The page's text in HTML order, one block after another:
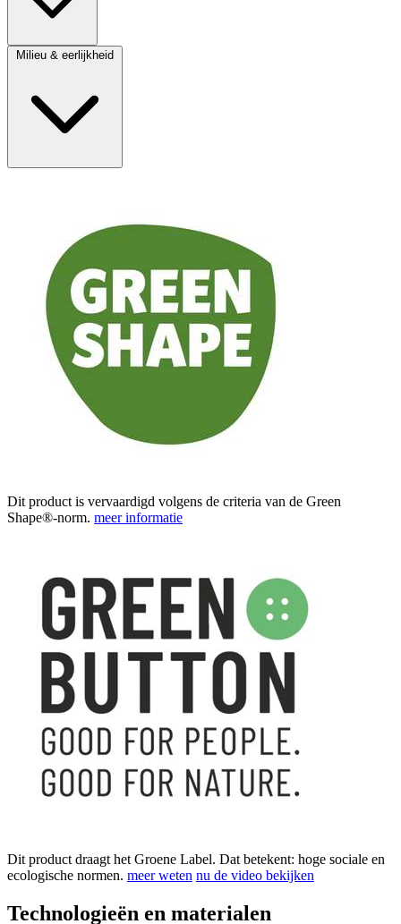
Milieu & eerlijkheid
Dit product is vervaardigd volgens de criteria van de Green
Shape®-norm. meer informatie
Dit product draagt het Groene Label. Dat betekent: hoge sociale en
ecologische normen. meer weten nu de video bekijken
Technologieën en materialen